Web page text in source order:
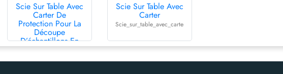
Scie Sur Table Avec
Carter De
Protection Pour La
Découpe
D’échantillons En
Laboratoire
Scie Sur Table Avec
Carter
Scie_sur_table_avec_carter_de_protection_et_frein_moteur.mp4